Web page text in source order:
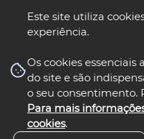
Este site utiliza
experiência.
Os cookies
do site e são
o seu consentimento.
Para mais
cookies.
nos